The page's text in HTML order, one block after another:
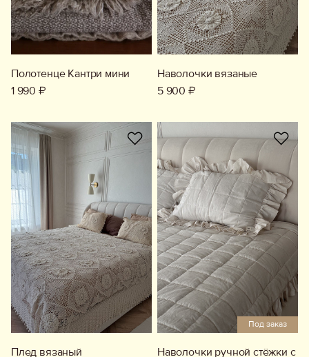
Полотенце Кантри мини
1 990 ₽
Наволочки вязаные
5 900 ₽
Плед вязаный
Под заказ
Наволочки ручной стёжки с